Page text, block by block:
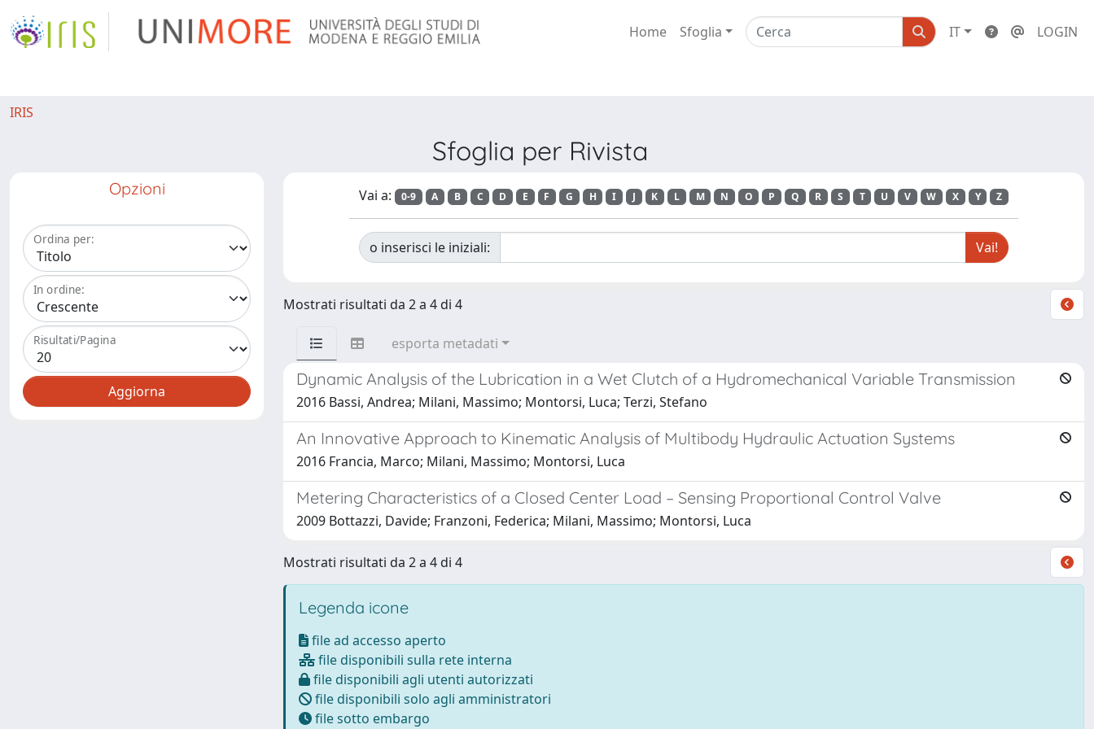
Home Sfoglia IT LOGIN
IRIS
Sfoglia per Rivista
Opzioni
Ordina per:
In ordine:
Risultati/Pagina
Vai a: 0-9 A B C D E F G H I J K L M N O P Q R S T U V W X Y Z
o inserisci le iniziali:
Mostrati risultati da 2 a 4 di 4
esporta metadati
Dynamic Analysis of the Lubrication in a Wet Clutch of a Hydromechanical Variable Transmission
2016 Bassi, Andrea; Milani, Massimo; Montorsi, Luca; Terzi, Stefano
An Innovative Approach to Kinematic Analysis of Multibody Hydraulic Actuation Systems
2016 Francia, Marco; Milani, Massimo; Montorsi, Luca
Metering Characteristics of a Closed Center Load – Sensing Proportional Control Valve
2009 Bottazzi, Davide; Franzoni, Federica; Milani, Massimo; Montorsi, Luca
Mostrati risultati da 2 a 4 di 4
Legenda icone
file ad accesso aperto
file disponibili sulla rete interna
file disponibili agli utenti autorizzati
file disponibili solo agli amministratori
file sotto embargo